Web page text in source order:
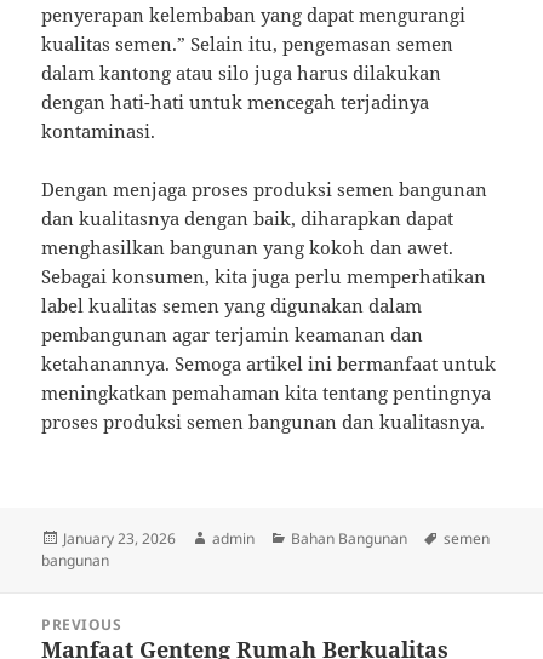
penyerapan kelembaban yang dapat mengurangi
kualitas semen.” Selain itu, pengemasan semen
dalam kantong atau silo juga harus dilakukan
dengan hati-hati untuk mencegah terjadinya
kontaminasi.
Dengan menjaga proses produksi semen bangunan
dan kualitasnya dengan baik, diharapkan dapat
menghasilkan bangunan yang kokoh dan awet.
Sebagai konsumen, kita juga perlu memperhatikan
label kualitas semen yang digunakan dalam
pembangunan agar terjamin keamanan dan
ketahanannya. Semoga artikel ini bermanfaat untuk
meningkatkan pemahaman kita tentang pentingnya
proses produksi semen bangunan dan kualitasnya.
Posted
on
January 23, 2026 Author
admin Categories
Bahan Bangunan Tags
semen
bangunan
navigation
PREVIOUS
Previous
Manfaat Genteng Rumah Berkualitas